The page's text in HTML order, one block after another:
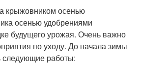
крыжовником осенью
осенью удобрениями
будущего урожая. Очень важно
по уходу. До начала зимы
следующие работы: